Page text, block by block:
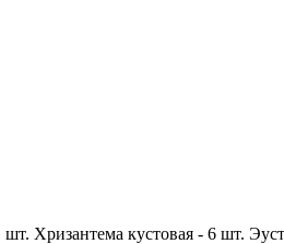
шт. Хризантема кустовая - 6 шт.